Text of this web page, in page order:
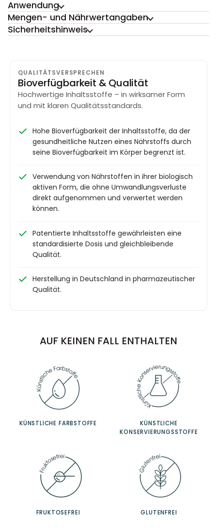
Anwendung
Mengen- und Nährwertangaben
Sicherheitshinweis
QUALITÄTSVERSPRECHEN
Bioverfügbarkeit & Qualität
Hochwertige Inhaltsstoffe – in wirksamer Form
und mit klaren Qualitätsstandards.
Hohe Bioverfügbarkeit der Inhaltsstoffe, da der
gesundheitliche Nutzen eines Nährstoffs durch
seine Bioverfügbarkeit im Körper begrenzt ist.
Verwendung von Nährstoffen in ihrer biologisch
aktiven Form, die ohne Umwandlungsverluste
direkt aufgenommen und verwertet werden
können.
Patentierte Inhaltsstoffe gewährleisten eine
standardisierte Dosis und gleichbleibende
Qualität.
Herstellung in Deutschland in pharmazeutischer
Qualität.
AUF KEINEN FALL ENTHALTEN
KÜNSTLICHE FARBSTOFFE
KÜNSTLICHE
KONSERVIERUNGSSTOFFE
FRUKTOSEFREI GLUTENFREI